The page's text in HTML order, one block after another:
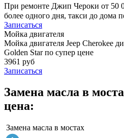
При ремонте Джип Чероки от 50
более одного дня, такси до дома
Записаться
Мойка двигателя
Мойка двигателя Jeep Cherokee
Golden Star по супер цене
3961 руб
Записаться
Замена масла в
цена:
Замена масла в мостах